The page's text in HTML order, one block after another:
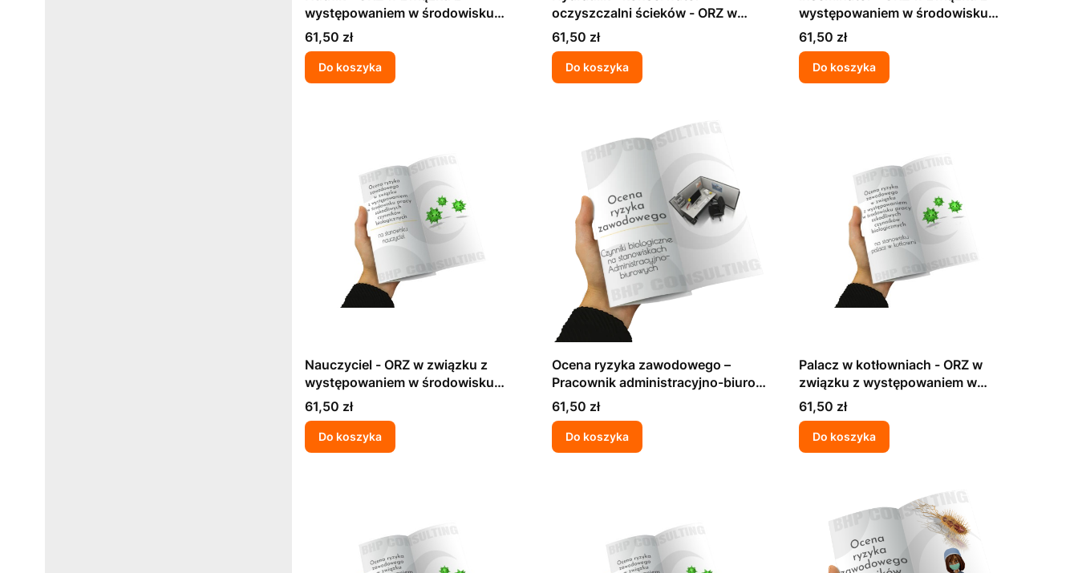
występowaniem w środowisku
pracy szkodliwych czynników
biologicznych
Cena
61,50 zł
Do koszyka
oczyszczalni ścieków - ORZ w
związku z występowaniem w
środowisku pracy szkodliwych
czynników biologicznych
Cena
61,50 zł
Do koszyka
występowaniem w środowisku
pracy szkodliwych czynników
biologicznych
Cena
61,50 zł
Do koszyka
Nauczyciel - ORZ w związku z
występowaniem w środowisku
pracy szkodliwych czynników
biologicznych
Cena
61,50 zł
Do koszyka
Ocena ryzyka zawodowego –
Pracownik administracyjno-biurowy
(czynniki biologiczne)
Cena
61,50 zł
Do koszyka
Palacz w kotłowniach - ORZ w
związku z występowaniem w
środowisku pracy szkodliwych
czynników biologicznych
Cena
61,50 zł
Do koszyka